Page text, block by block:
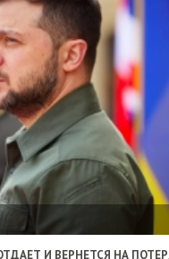
И ВЕРНЕТСЯ НА